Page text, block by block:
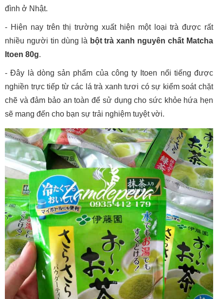
đình ở Nhật.
- Hiện nay trên thị trường xuất hiện một loại trà được rất
nhiều người tin dùng là bột trà xanh nguyên chất Matcha
Itoen 80g.
- Đây là dòng sản phẩm của công ty Itoen nổi tiếng được
nghiền trực tiếp từ các lá trà xanh tươi có sự kiểm soát chặt
chẽ và đảm bảo an toàn để sử dụng cho sức khỏe hứa hẹn
sẽ mang đến cho bạn sự trải nghiệm tuyệt vời.